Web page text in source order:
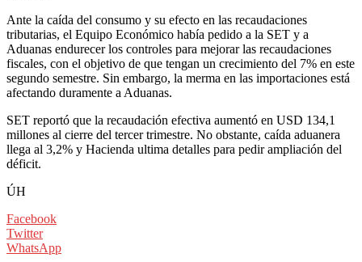
Ante la caída del consumo y su efecto en las recaudaciones
tributarias, el Equipo Económico había pedido a la SET y a
Aduanas endurecer los controles para mejorar las recaudaciones
fiscales, con el objetivo de que tengan un crecimiento del 7% en este
segundo semestre. Sin embargo, la merma en las importaciones está
afectando duramente a Aduanas.
SET reportó que la recaudación efectiva aumentó en USD 134,1
millones al cierre del tercer trimestre. No obstante, caída aduanera
llega al 3,2% y Hacienda ultima detalles para pedir ampliación del
déficit.
ÚH
Facebook
Twitter
WhatsApp